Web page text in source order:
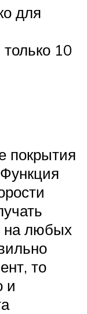
для
10
покрытия
на любых
то
и